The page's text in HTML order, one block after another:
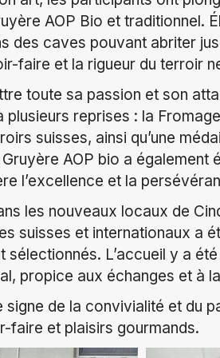
AOP Bio et traditionnel.
des caves pouvant abriter
faire et la rigueur du terroir
toute sa passion et son
plusieurs reprises : la
suisses, ainsi qu’une
AOP bio a également
l’excellence et la
les nouveaux locaux de
suisses et internationaux a
sélectionnés. L’accueil y a
propice aux échanges et à
de la convivialité et du
faire et plaisirs gourmands.